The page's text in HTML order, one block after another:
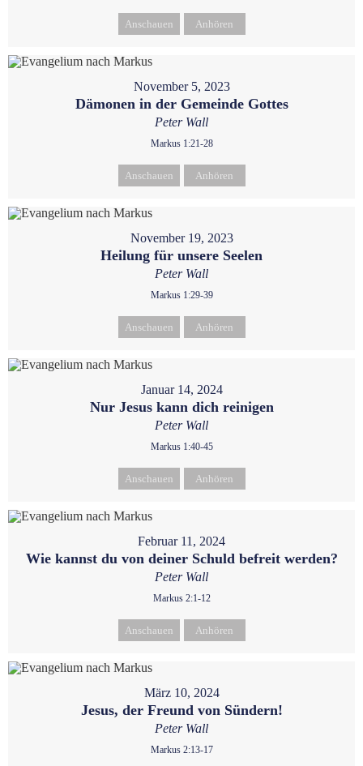
Anschauen Anhören
November 5, 2023
Dämonen in der Gemeinde Gottes
Peter Wall
Markus 1:21-28
Anschauen Anhören
November 19, 2023
Heilung für unsere Seelen
Peter Wall
Markus 1:29-39
Anschauen Anhören
Januar 14, 2024
Nur Jesus kann dich reinigen
Peter Wall
Markus 1:40-45
Anschauen Anhören
Februar 11, 2024
Wie kannst du von deiner Schuld befreit werden?
Peter Wall
Markus 2:1-12
Anschauen Anhören
März 10, 2024
Jesus, der Freund von Sündern!
Peter Wall
Markus 2:13-17